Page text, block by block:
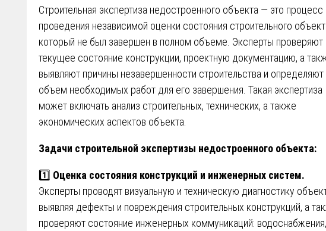
Строительная экспертиза недостроенного объекта — это процесс
проведения независимой оценки состояния строительного
который не был завершен в полном объеме. Эксперты проверяют
текущее состояние конструкции, проектную документацию, а
выявляют причины незавершенности строительства и определяют
объем необходимых работ для его завершения. Такая экспертиза
может включать анализ строительных, технических, а также
экономических аспектов объекта.
Задачи строительной экспертизы недостроенного объекта:
1️⃣ Оценка состояния конструкций и инженерных систем.
Эксперты проводят визуальную и техническую диагностику
выявляя дефекты и повреждения строительных конструкций, а
проверяют состояние инженерных коммуникаций: водоснабжения,